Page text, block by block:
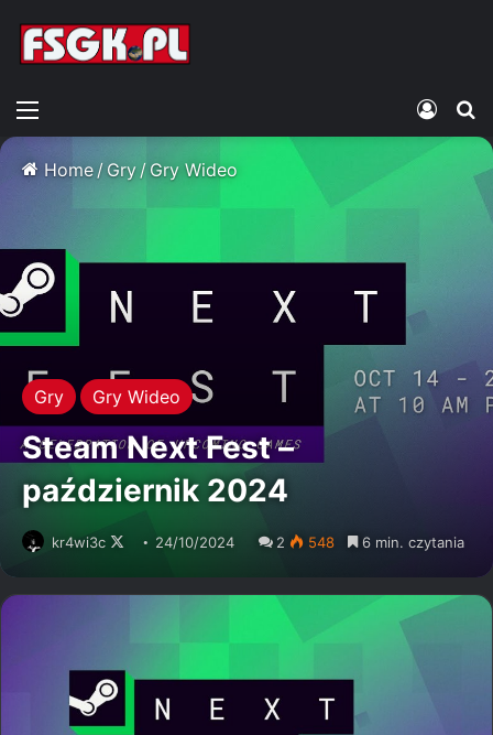
Home / Gry / Gry Wideo
Gry Gry Wideo
Steam Next Fest –
październik 2024
kr4wi3c
Follow
X
24/10/2024 2 548 6 min. czytania